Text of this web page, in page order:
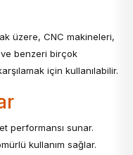
üzere, CNC makineleri,
benzeri birçok
için kullanılabilir.
performansı sunar.
kullanım sağlar.